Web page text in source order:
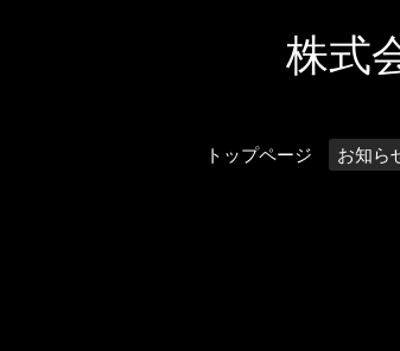
株式
トップページ お知ら